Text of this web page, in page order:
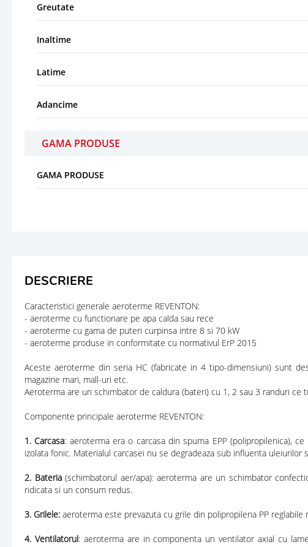
Greutate
Inaltime
Latime
Adancime
GAMA PRODUSE
GAMA PRODUSE
DESCRIERE
Caracteristici generale aeroterme REVENTON:
- aeroterme cu functionare pe apa calda sau rece
- aeroterme cu gama de puteri curpinsa intre 8 si 70 kW
- aeroterme produse in conformitate cu normativul ErP 2015
Aceste aeroterme din seria HC (fabricate in 4 tipo-dimensiuni) sunt
magazine mari, mall-uri etc.
Aeroterma are un schimbator de caldura (bateri) cu 1, 2 sau 3 randuri ce
Componente principale aeroterme REVENTON:
1. Carcasa: aeroterma era o carcasa din spuma EPP (polipropilenica),
izolata fonic. Materialul carcasei nu se degradeaza sub influenta
2. Bateria(schimbatorul aer/apa): aeroterma are un schimbator
ridicata si un consum redus.
3. Grilele: aeroterma este prevazuta cu grile din polipropilena PP
4. Ventilatorul: aeroterma are in componenta un ventilator axial cu